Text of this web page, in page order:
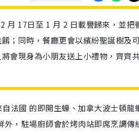
月 17日至 1 月 2 日載譽歸來，並把
；同時，餐廳更會以繽紛聖誕樹及
會現身為小朋友送上小禮物，齊齊
法國 的即開生蠔、加拿大波士頓龍
，駐場廚師會於烤肉站即席烹調傳